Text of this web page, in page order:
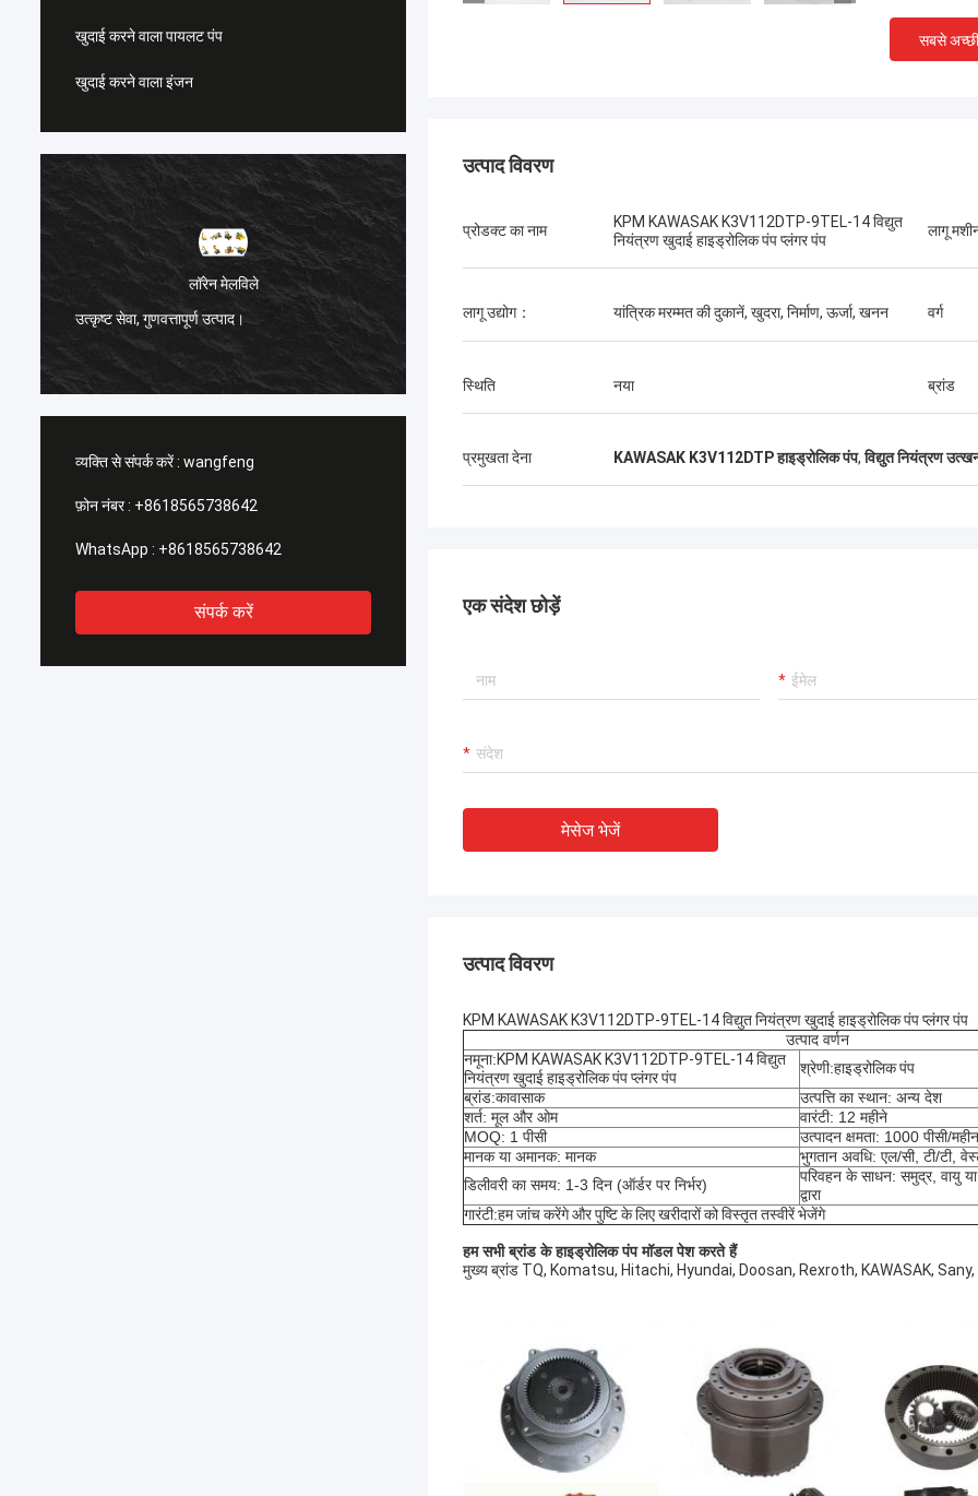
खुदाई करने वाला पायलट पंप
खुदाई करने वाला इंजन
Санёк Нижегородский
प्रबंधकीय सेवा, शीघ्र शीघ्र परिचालन।
सुखद खरीदारी
व्यक्ति से संपर्क करें : wangfeng
फ़ोन नंबर : +8618565738642
WhatsApp : +8618565738642
संपर्क करें
सबसे
उत्पाद विवरण
प्रोडक्ट का नाम
KPM KAWASAK K3V112DTP-9TEL-14 विद्युत
नियंत्रण खुदाई हाइड्रोलिक पंप प्लंगर पंप
लागू
लागू उद्योग： यांत्रिक मरम्मत की दुकानें, खुदरा, निर्माण, ऊर्जा, खनन वर्ग
स्थिति नया ब्रांड
प्रमुखता देना KAWASAK K3V112DTP हाइड्रोलिक पंप,विद्युत नियंत्रण
एक संदेश छोड़ें
मेसेज भेजें
उत्पाद विवरण
KPM KAWASAK K3V112DTP-9TEL-14 विद्युत नियंत्रण खुदाई हाइड्रोलिक पंप प्लंगर पंप
उत्पाद वर्णन
नमूना:KPM KAWASAK K3V112DTP-9TEL-14 विद्युत
नियंत्रण खुदाई हाइड्रोलिक पंप प्लंगर पंप
श्रेणी:हाइड्रोलिक पंप
ब्रांड:कावासाक
उत्पत्ति का स्थान: अन्य देश
शर्त: मूल और ओम
वारंटी: 12 महीने
MOQ: 1 पीसी
उत्पादन क्षमता: 1000 पीसी/
मानक या अमानक: मानक
भुगतान अवधि: एल/सी, टी/टी,
डिलीवरी का समय: 1-3 दिन (ऑर्डर पर निर्भर)
परिवहन के साधन: समुद्र, वायु
द्वारा
गारंटी:हम जांच करेंगे और पुष्टि के लिए खरीदारों को विस्तृत तस्वीरें भेजेंगे
हम सभी ब्रांड के हाइड्रोलिक पंप मॉडल पेश करते हैं
मुख्य ब्रांड TQ, Komatsu, Hitachi, Hyundai, Doosan, Rexroth, KAWASAK,